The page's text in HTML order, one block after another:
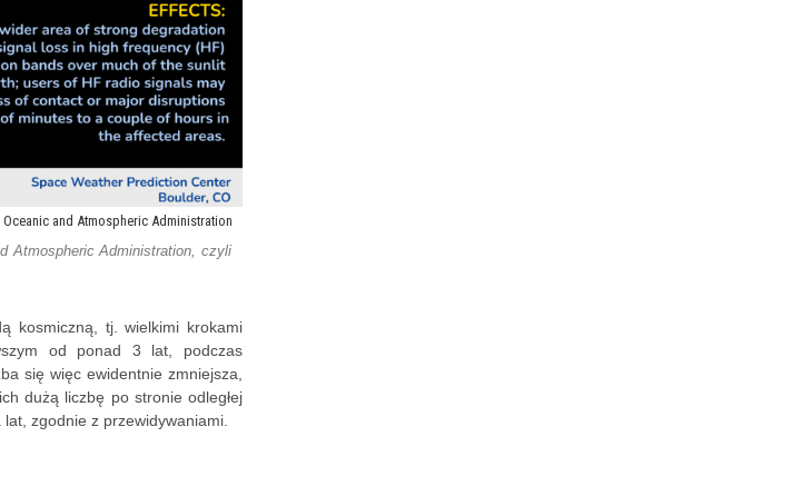
and Atmospheric Administration
Atmospheric Administration, czyli
kosmiczną, tj. wielkimi krokami
od ponad 3 lat, podczas
się więc ewidentnie zmniejsza,
dużą liczbę po stronie odległej
zgodnie z przewidywaniami.